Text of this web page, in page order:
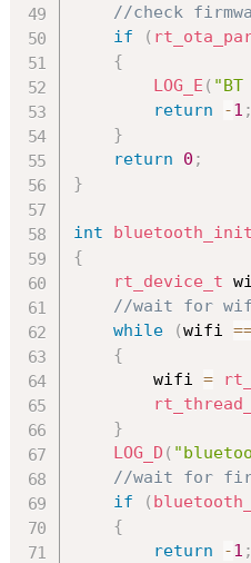
//check
if
(
{
LOG_E (
return
-1 ;
}
return
0 ;
}
int bluetooth_init
{
rt_device_t
//wait for
while
(wifi
{
        wifi
=
}
LOG_D (
//wait for
if
(
{
return
-1 ;